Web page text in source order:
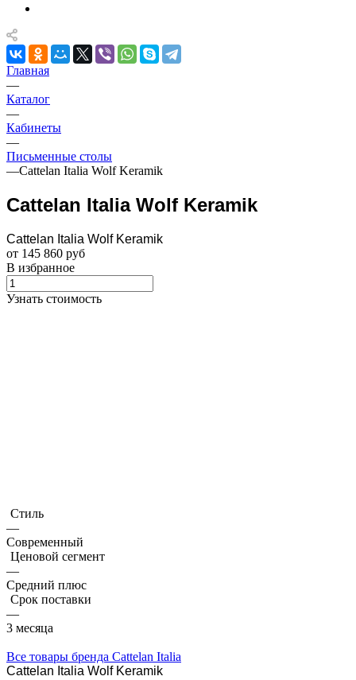
Главная
—
Каталог
—
Кабинеты
—
Письменные столы
—Cattelan Italia Wolf Keramik
Cattelan Italia Wolf Keramik
Cattelan Italia Wolf Keramik
от 145 860 руб
В избранное
Узнать стоимость
Стиль
—
Современный
Ценовой сегмент
—
Средний плюс
Срок поставки
—
3 месяца
Все товары бренда Cattelan Italia
Cattelan Italia Wolf Keramik